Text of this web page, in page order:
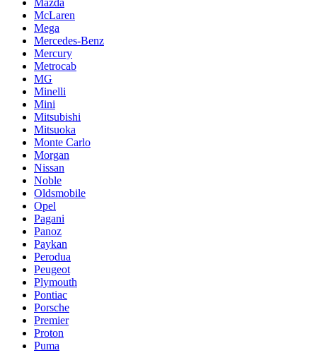
Mazda
McLaren
Mega
Mercedes-Benz
Mercury
Metrocab
MG
Minelli
Mini
Mitsubishi
Mitsuoka
Monte Carlo
Morgan
Nissan
Noble
Oldsmobile
Opel
Pagani
Panoz
Paykan
Perodua
Peugeot
Plymouth
Pontiac
Porsche
Premier
Proton
Puma